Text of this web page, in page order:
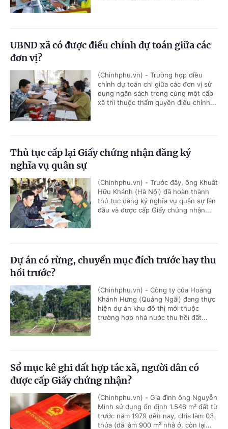
UBND xã có được điều chỉnh dự toán giữa các
đơn vị?
(Chinhphu.vn) - Trường hợp điều
chỉnh dự toán chi giữa các đơn vị sử
dụng ngân sách trong cùng một cấp
xã thì thuộc thẩm quyền điều chỉnh...
Thủ tục cấp lại Giấy chứng nhận đăng ký
nghĩa vụ quân sự
(Chinhphu.vn) - Trước đây, ông Khuất
Hữu Khánh (Hà Nội) đã hoàn thành
thủ tục đăng ký nghĩa vụ quân sự lần
đầu và được cấp Giấy chứng nhận...
Dự án có rừng, chuyển mục đích trước hay thu
hồi trước?
(Chinhphu.vn) - Công ty của Hoàng
Khánh Hưng (Quảng Ngãi) đang thực
hiện dự án khu đô thị mới thuộc
trường hợp nhà nước thu hồi đất...
Sổ mục kê ghi đất hợp tác xã, người dân có
được cấp Giấy chứng nhận?
(Chinhphu.vn) - Gia đình ông Nguyễn
Minh sử dụng ổn định 1.546 m² đất từ
trước năm 1979 đến nay, chia làm 03
thửa (đã làm 900 m² nhà ở, còn lại...